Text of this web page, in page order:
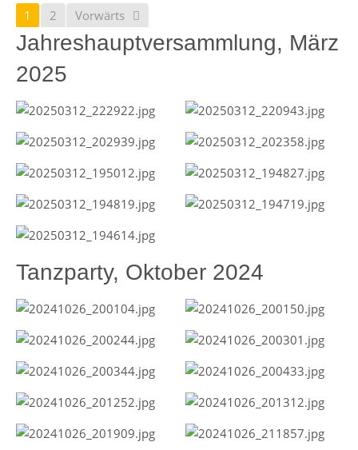
1 2 Vorwärts
Jahreshauptversammlung, März
2025
Tanzparty, Oktober 2024